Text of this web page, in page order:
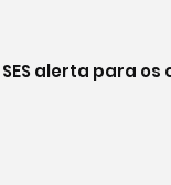
alerta para